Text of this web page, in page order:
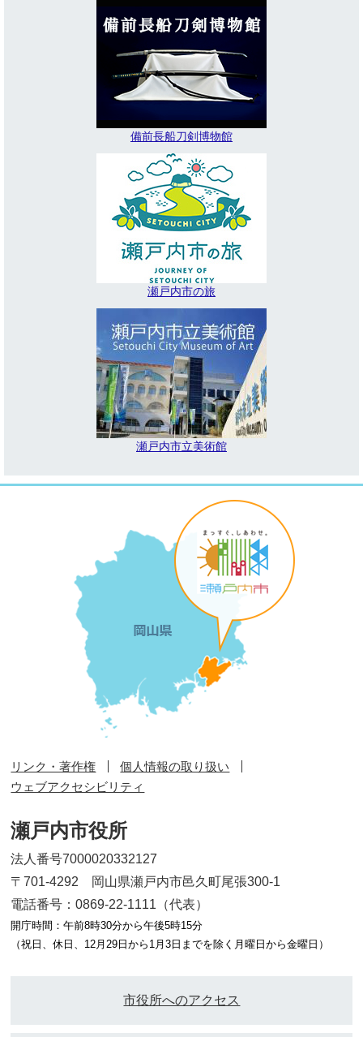
備前長船刀剣博物館
瀬戸内市の旅
瀬戸内市立美術館
リンク・著作権
個人情報の取り扱い
ウェブアクセシビリティ
瀬戸内市役所
法人番号7000020332127
〒701-4292 岡山県瀬戸内市邑久町尾張300-1
電話番号：0869-22-1111（代表）
開庁時間：午前8時30分から午後5時15分
（祝日、休日、12月29日から1月3日までを除く月曜日から金曜日）
市役所へのアクセス